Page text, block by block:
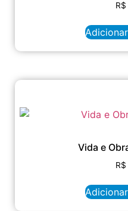
R$
Vida e
R$